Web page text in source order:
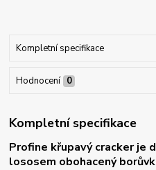
Kompletní specifikace
Hodnocení 0
Kompletní specifikace
Profine křupavý cracker je
lososem obohacený